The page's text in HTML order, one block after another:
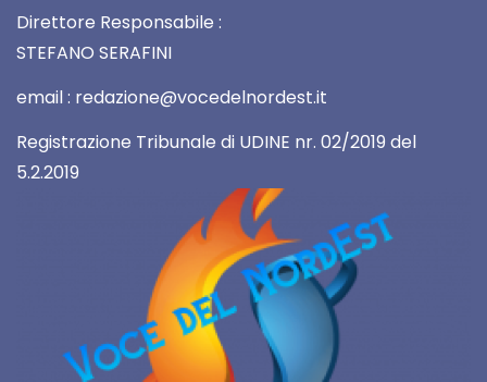
Direttore Responsabile :
STEFANO SERAFINI
email : redazione@vocedelnordest.it
Registrazione Tribunale di UDINE nr. 02/2019 del
5.2.2019